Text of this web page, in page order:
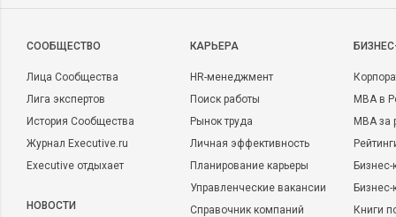
CООБЩЕСТВО
Лица Сообщества
Лига экспертов
История Сообщества
Журнал Executive.ru
Executive отдыхает
НОВОСТИ
КАРЬЕРА
HR-менеджмент
Поиск работы
Рынок труда
Личная эффективность
Планирование карьеры
Управленческие вакансии
Справочник компаний
MBA в
MBA
Бизнес-
Книги